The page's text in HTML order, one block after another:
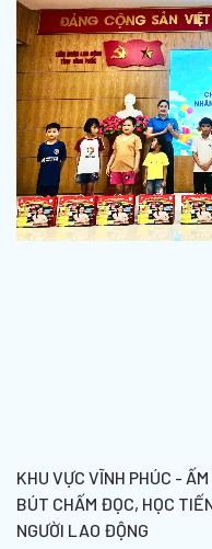
KHU VỰC VĨNH PHÚC -
BÚT CHẤM ĐỌC, HỌC
NGƯỜI LAO ĐỘNG